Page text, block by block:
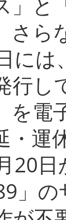
さら
に
行し
を電
・運
20
」